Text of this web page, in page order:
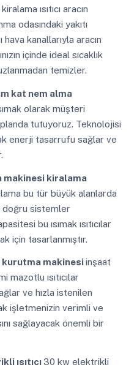
ısıtıcı aracın
odasındaki yakıtı
kanallarıyla aracın
içinde ideal sıcaklık
temizler.
kat nem alma
olarak müşteri
tutuyoruz. Teknolojisi
enerji tasarrufu sağlar ve
makinesi kiralama
bu tür büyük alanlarda
doğru sistemler
bu ısımak ısıtıcılar
için tasarlanmıştır.
kurutma makinesiinşaat
mazotlu ısıtıcılar
ve hızla istenilen
işletmenizin verimli ve
sağlayacak önemli bir
ısıtıcı30 kw elektrikli